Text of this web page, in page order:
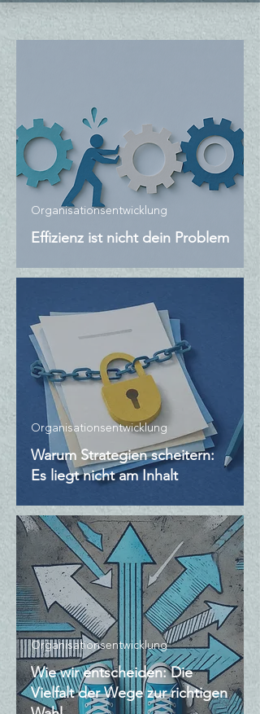
Effizienz ist nicht dein Problem
Organisationsentwicklung
Warum Strategien scheitern:
Es liegt nicht am Inhalt
Organisationsentwicklung
Wie wir entscheiden: Die
Vielfalt der Wege zur richtigen
Organisationsentwicklung